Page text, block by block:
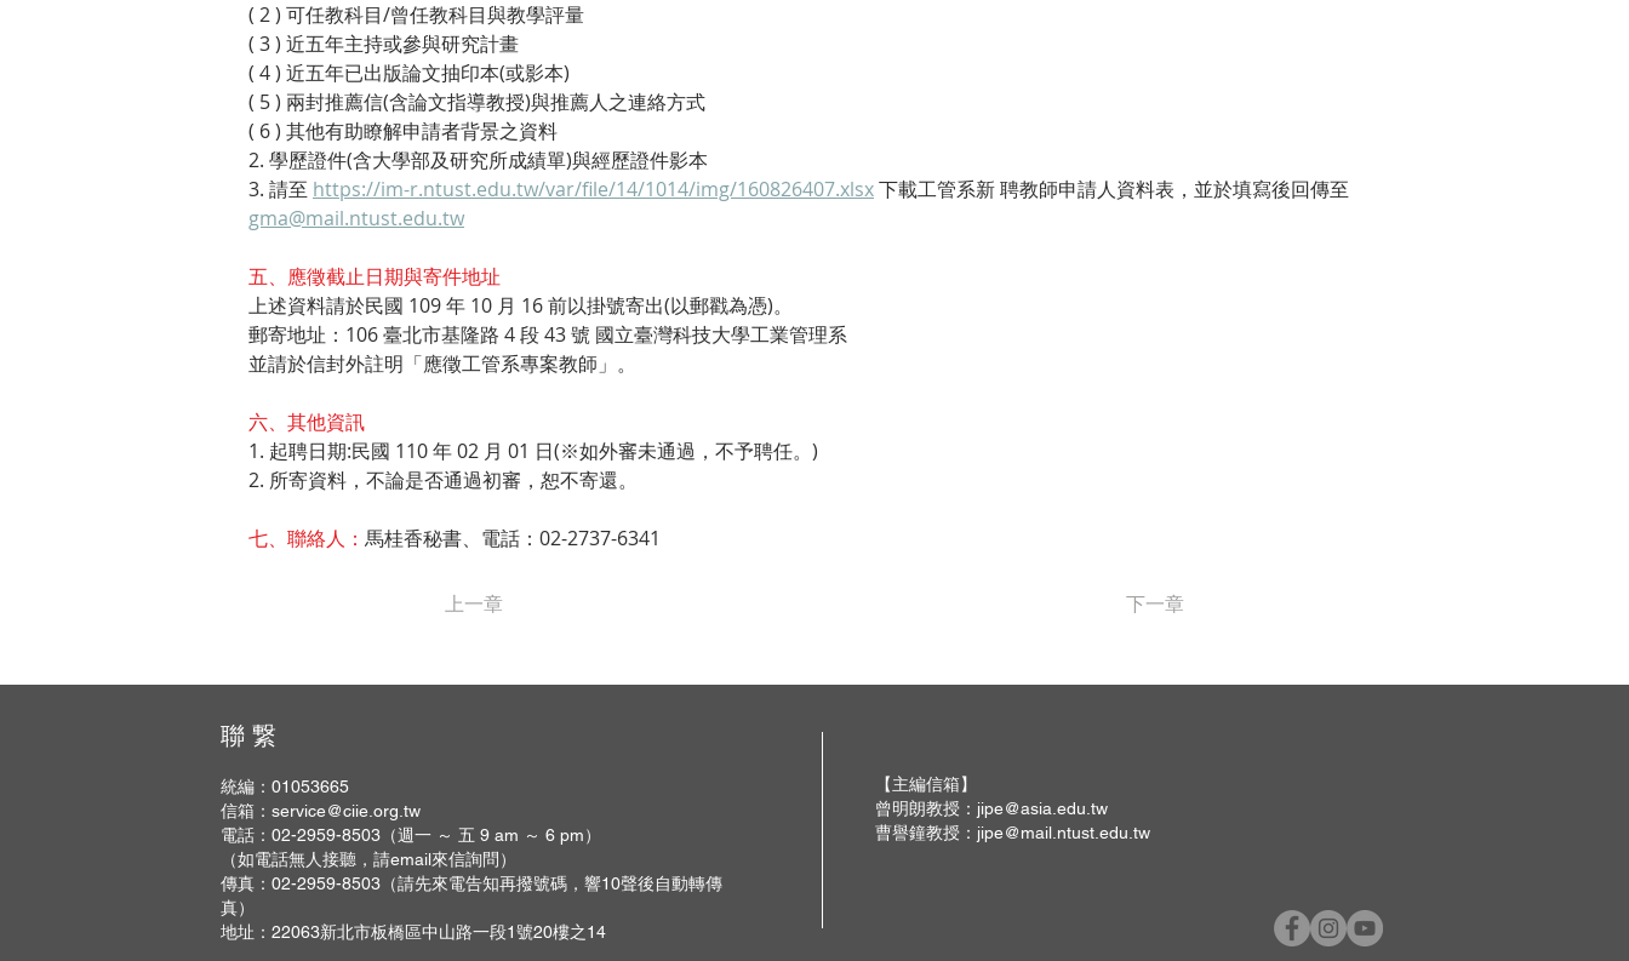
( 2 ) 可任教科目/曾任教科目與教學評量
( 3 ) 近五年主持或參與研究計畫​
( 4 ) 近五年已出版論文抽印本(或影本)
( 5 ) 兩封推薦信(含論文指導教授)與推薦人之連絡方式
( 6 ) 其他有助瞭解申請者背景之資料
2. 學歷證件(含大學部及研究所成績單)與經歷證件影本
3. 請至 https://im-r.ntust.edu.tw/var/file/14/1014/img/160826407.xlsx 下載工管系新 聘教師申請人資料表，並於填寫後回傳至
gma@mail.ntust.edu.tw
五、應徵截止日期與寄件地址
上述資料請於民國 109 年 10 月 16 前以掛號寄出(以郵戳為憑)。
郵寄地址：106 臺北市基隆路 4 段 43 號 國立臺灣科技大學工業管理系
並請於信封外註明「應徵工管系專案教師」。
六、其他資訊
1. 起聘日期:民國 110 年 02 月 01 日(※如外審未通過，不予聘任。)
2. 所寄資料，不論是否通過初審，恕不寄還。
七、聯絡人： 馬桂香秘書、電話：02-2737-6341
上一章 下一章
聯 繋
統編：01053665
信箱： service@ciie.org.tw
電話：02-2959-8503（週一 ～ 五 9 am ～ 6 pm）
（如電話無人接聽，請email來信詢問）
傳真：02-2959-8503（請先來電告知再撥號碼，響10聲後自動轉傳
真）
地址：22063新北市板橋區中山路一段1號20樓之14
【主編信箱】
曾明朗教授： jipe@asia.edu.tw
曹譽鐘教授： jipe@mail.ntust.edu.tw